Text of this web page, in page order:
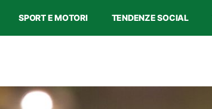
SPORT E MOTORI TENDENZE SOCIAL